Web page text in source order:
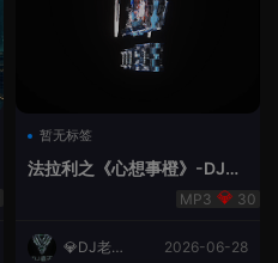
暂无标签
法拉利之《心想事橙》-DJ老
30
💎DJ老王
2026-06-28